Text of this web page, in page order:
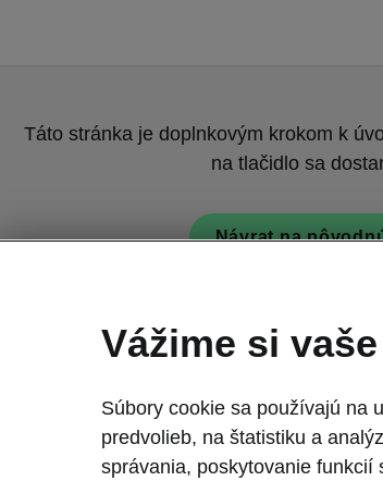
Táto stránka je doplnkovým krokom k
na tlačidlo sa
Návrat na
Vážime si
Súbory cookie sa používajú na
predvolieb, na štatistiku a
správania, poskytovanie funkcií